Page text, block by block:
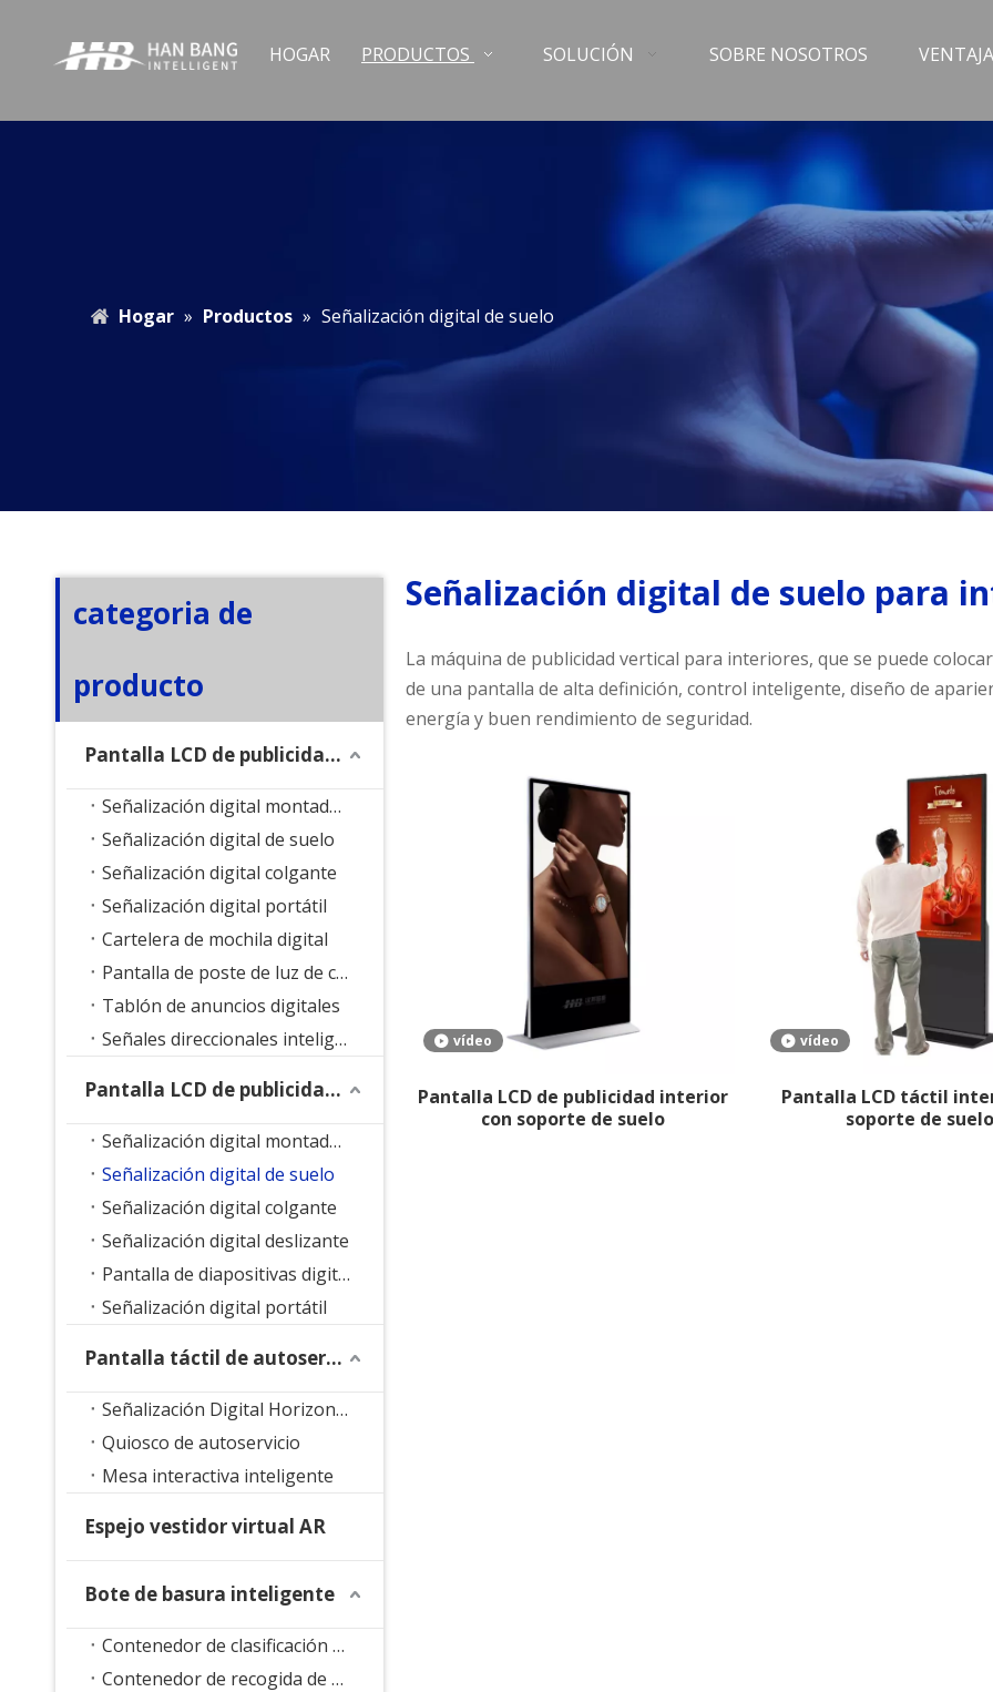
HOGAR PRODUCTOS SOLUCIÓN SOBRE NOSOTROS
Hogar » Productos » Señalización digital de suelo
categoria de
producto
Pantalla LCD de publicidad exterior
Señalización digital montada en la pared
Señalización digital de suelo
Señalización digital colgante
Señalización digital portátil
Cartelera de mochila digital
Pantalla de poste de luz de calle inteligente
Tablón de anuncios digitales
Señales direccionales inteligentes
Pantalla LCD de publicidad interior
Señalización digital montada en la pared
Señalización digital de suelo
Señalización digital colgante
Señalización digital deslizante
Pantalla de diapositivas digitales
Señalización digital portátil
Pantalla táctil de autoservicio
Señalización Digital Horizontal
Quiosco de autoservicio
Mesa interactiva inteligente
Espejo vestidor virtual AR
Bote de basura inteligente
Contenedor de clasificación de residuos inteligente
Contenedor de recogida de residuos inteligente
Señalización digital de suelo para
La máquina de publicidad vertical para interiores, que se puede
de una pantalla de alta definición, control inteligente, diseño de
energía y buen rendimiento de seguridad.
vídeo
Pantalla LCD de publicidad interior
con soporte de suelo
vídeo
Pantalla LCD táctil
soporte de suelo